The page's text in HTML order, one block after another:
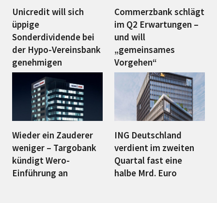
Unicredit will sich
üppige
Sonderdividende bei
der Hypo-Vereinsbank
genehmigen
Commerzbank schlägt
im Q2 Erwartungen –
und will
„gemeinsames
Vorgehen“
Wieder ein Zauderer
weniger – Targobank
kündigt Wero-
Einführung an
ING Deutschland
verdient im zweiten
Quartal fast eine
halbe Mrd. Euro